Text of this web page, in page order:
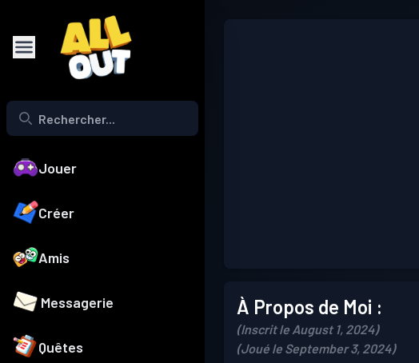
Jouer
Créer
Amis
Messagerie
Quêtes
À Propos de Moi :
(Inscrit le August 1, 2024)
(Joué le September 3, 2024)